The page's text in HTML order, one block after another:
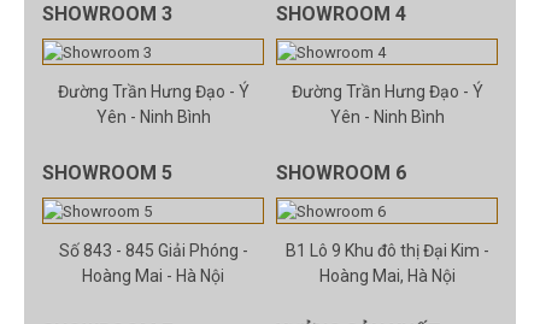
SHOWROOM 3
Đường Trần Hưng Đạo - Ý
Yên - Ninh Bình
SHOWROOM 4
Đường Trần Hưng Đạo - Ý
Yên - Ninh Bình
SHOWROOM 5
Số 843 - 845 Giải Phóng -
Hoàng Mai - Hà Nội
SHOWROOM 6
B1 Lô 9 Khu đô thị Đại Kim -
Hoàng Mai, Hà Nội